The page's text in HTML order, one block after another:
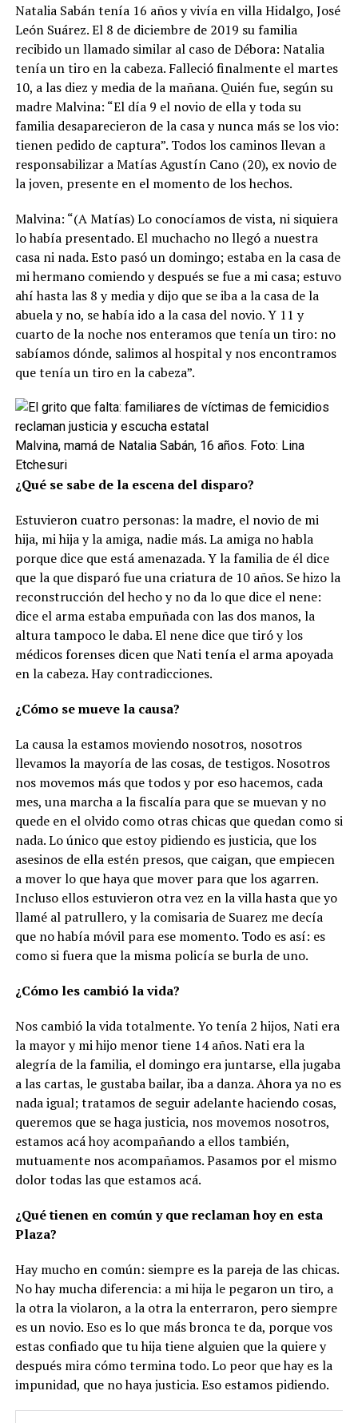
Natalia Sabán tenía 16 años y vivía en villa Hidalgo, José
León Suárez. El 8 de diciembre de 2019 su familia
recibido un llamado similar al caso de Débora: Natalia
tenía un tiro en la cabeza. Falleció finalmente el martes
10, a las diez y media de la mañana. Quién fue, según su
madre Malvina: “El día 9 el novio de ella y toda su
familia desaparecieron de la casa y nunca más se los vio:
tienen pedido de captura”. Todos los caminos llevan a
responsabilizar a Matías Agustín Cano (20), ex novio de
la joven, presente en el momento de los hechos.
Malvina: “(A Matías) Lo conocíamos de vista, ni siquiera
lo había presentado. El muchacho no llegó a nuestra
casa ni nada. Esto pasó un domingo; estaba en la casa de
mi hermano comiendo y después se fue a mi casa; estuvo
ahí hasta las 8 y media y dijo que se iba a la casa de la
abuela y no, se había ido a la casa del novio. Y 11 y
cuarto de la noche nos enteramos que tenía un tiro: no
sabíamos dónde, salimos al hospital y nos encontramos
que tenía un tiro en la cabeza”.
Malvina, mamá de Natalia Sabán, 16 años. Foto: Lina
Etchesuri
¿Qué se sabe de la escena del disparo?
Estuvieron cuatro personas: la madre, el novio de mi
hija, mi hija y la amiga, nadie más. La amiga no habla
porque dice que está amenazada. Y la familia de él dice
que la que disparó fue una criatura de 10 años. Se hizo la
reconstrucción del hecho y no da lo que dice el nene:
dice el arma estaba empuñada con las dos manos, la
altura tampoco le daba. El nene dice que tiró y los
médicos forenses dicen que Nati tenía el arma apoyada
en la cabeza. Hay contradicciones.
¿Cómo se mueve la causa?
La causa la estamos moviendo nosotros, nosotros
llevamos la mayoría de las cosas, de testigos. Nosotros
nos movemos más que todos y por eso hacemos, cada
mes, una marcha a la fiscalía para que se muevan y no
quede en el olvido como otras chicas que quedan como si
nada. Lo único que estoy pidiendo es justicia, que los
asesinos de ella estén presos, que caigan, que empiecen
a mover lo que haya que mover para que los agarren.
Incluso ellos estuvieron otra vez en la villa hasta que yo
llamé al patrullero, y la comisaria de Suarez me decía
que no había móvil para ese momento. Todo es así: es
como si fuera que la misma policía se burla de uno.
¿Cómo les cambió la vida?
Nos cambió la vida totalmente. Yo tenía 2 hijos, Nati era
la mayor y mi hijo menor tiene 14 años. Nati era la
alegría de la familia, el domingo era juntarse, ella jugaba
a las cartas, le gustaba bailar, iba a danza. Ahora ya no es
nada igual; tratamos de seguir adelante haciendo cosas,
queremos que se haga justicia, nos movemos nosotros,
estamos acá hoy acompañando a ellos también,
mutuamente nos acompañamos. Pasamos por el mismo
dolor todas las que estamos acá.
¿Qué tienen en común y que reclaman hoy en esta
Plaza?
Hay mucho en común: siempre es la pareja de las chicas.
No hay mucha diferencia: a mi hija le pegaron un tiro, a
la otra la violaron, a la otra la enterraron, pero siempre
es un novio. Eso es lo que más bronca te da, porque vos
estas confiado que tu hija tiene alguien que la quiere y
después mira cómo termina todo. Lo peor que hay es la
impunidad, que no haya justicia. Eso estamos pidiendo.